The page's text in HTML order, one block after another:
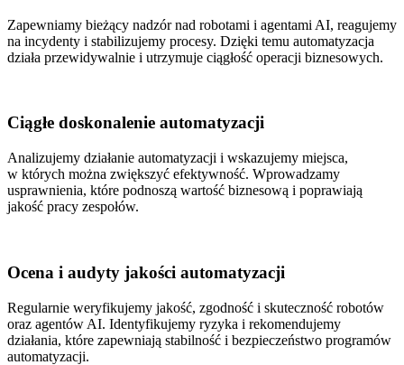
Zapewniamy bieżący nadzór nad robotami i agentami AI, reagujemy
na incydenty i stabilizujemy procesy. Dzięki temu automatyzacja
działa przewidywalnie i utrzymuje ciągłość operacji biznesowych.
Ciągłe doskonalenie automatyzacji
Analizujemy działanie automatyzacji i wskazujemy miejsca,
w których można zwiększyć efektywność. Wprowadzamy
usprawnienia, które podnoszą wartość biznesową i poprawiają
jakość pracy zespołów.
Ocena i audyty jakości automatyzacji
Regularnie weryfikujemy jakość, zgodność i skuteczność robotów
oraz agentów AI. Identyfikujemy ryzyka i rekomendujemy
działania, które zapewniają stabilność i bezpieczeństwo programów
automatyzacji.